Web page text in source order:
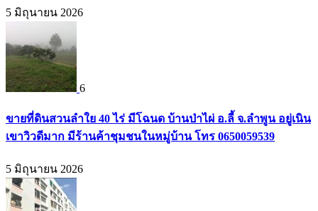
5 มิถุนายน 2026
6
ขายที่ดินสวนลำใย 40 ไร่ มีโฉนด บ้านป่าไผ่ อ.ลี้ จ.ลำพูน อยู่เนิน
เขาวิวดีมาก มีร้านค้าชุมชนในหมู่บ้าน โทร 0650059539
5 มิถุนายน 2026